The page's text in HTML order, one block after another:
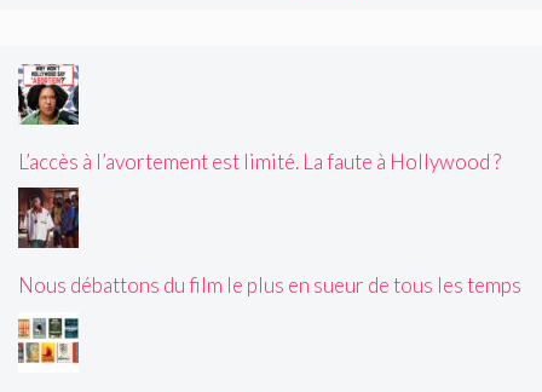
L’accès à l’avortement est limité. La faute à Hollywood ?
Nous débattons du film le plus en sueur de tous les temps